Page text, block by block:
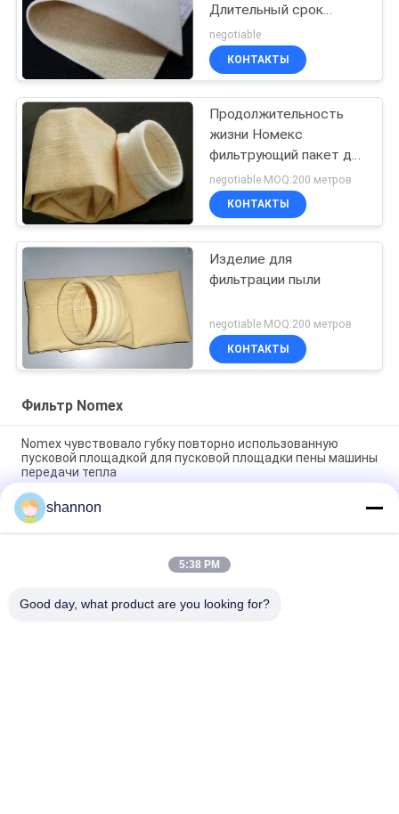
Длительный срок
службы. Высокая
прочность на разрыв.
negotiable
КОНТАКТЫ
Продолжительность
жизни Номекс
фильтрующий пакет для
фильтрации пыли при
более высоких
температурах в
печи
negotiable MOQ:200 метров
КОНТАКТЫ
Изделие для
фильтрации пыли
negotiable MOQ:200 метров
КОНТАКТЫ
Фильтр Nomex
Nomex чувствовало губку повторно использованную
пусковой площадкой для пусковой площадки пены машины
передачи тепла
Nonwoven игла пробила Nomex для того чтобы
фильтровать промышленную ткань фильтра полиэстера
PE
Высокотемпературная ткань ткани фильтра иглы фильтра
shannon
5:38 PM
Good day, what product are you looking for?